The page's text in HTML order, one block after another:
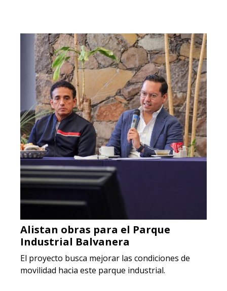
Alistan obras para el Parque
Industrial Balvanera
El proyecto busca mejorar las condiciones de
movilidad hacia este parque industrial.